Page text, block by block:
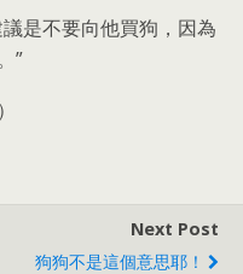
是不要向他買狗，因為
”
Next Post
狗狗不是這個意思耶！